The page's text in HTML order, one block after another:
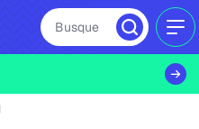
Busque